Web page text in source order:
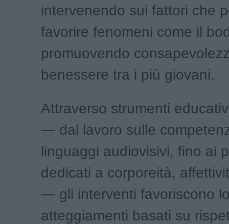
intervenendo sui fattori che
favorire fenomeni come il
promuovendo
benessere tra i più giovani.
Attraverso strumenti
— dal lavoro sulle
linguaggi audiovisivi, fino ai
dedicati a corporeità,
— gli interventi favoriscono
atteggiamenti basati su